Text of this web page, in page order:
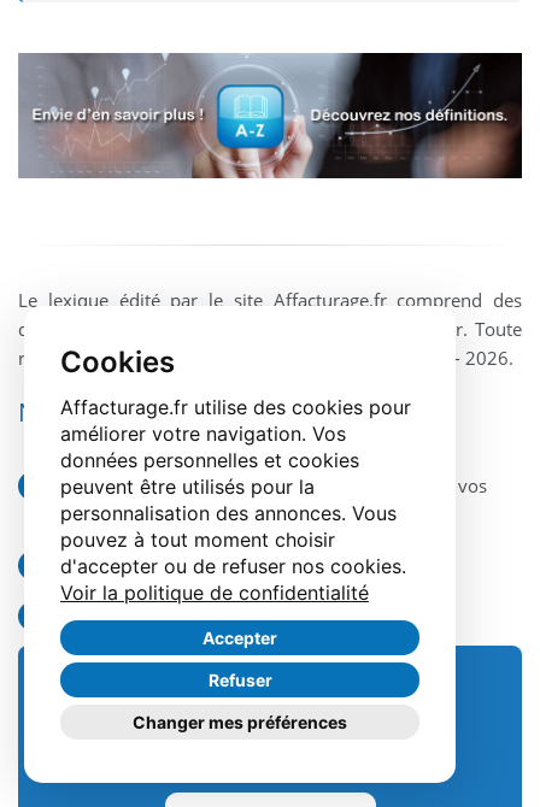
Cookies
Affacturage.fr utilise des cookies pour
améliorer votre navigation. Vos
données personnelles et cookies
peuvent être utilisés pour la
personnalisation des annonces. Vous
pouvez à tout moment choisir
d'accepter ou de refuser nos cookies.
Voir la politique de confidentialité
Accepter
Refuser
Changer mes préférences
Le lexique édité par le site Affacturage.fr comprend des
définitions originales protégées par le droit d'auteur. Toute
reproduction interdite sans l'autorisation de l'auteur - 2026.
Nos engagements
La recherche de la meilleure solution adaptée à vos
besoins et à votre profil
Une expertise gratuite et sans engagement
Une réponse de nos experts sous 24h00
Offre d'affacturage